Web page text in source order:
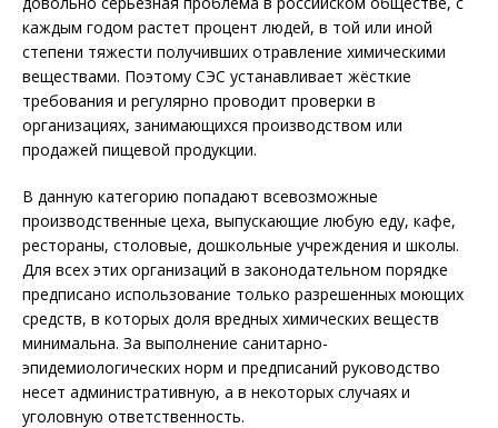
каждым годом растет процент людей, в той или иной
степени тяжести получивших отравление химическими
веществами. Поэтому СЭС устанавливает жёсткие
требования и регулярно проводит проверки в
организациях, занимающихся производством или
продажей пищевой продукции.
В данную категорию попадают всевозможные
производственные цеха, выпускающие любую еду, кафе,
рестораны, столовые, дошкольные учреждения и школы.
Для всех этих организаций в законодательном порядке
предписано использование только разрешенных моющих
средств, в которых доля вредных химических веществ
минимальна. За выполнение санитарно-
эпидемиологических норм и предписаний руководство
несет административную, а в некоторых случаях и
уголовную ответственность.